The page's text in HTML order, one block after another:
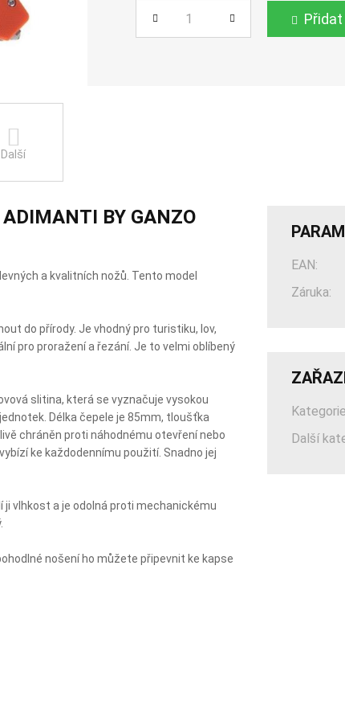
Další
Počet
BY GANZO
a kvalitních nožů. Tento model
do přírody. Je vhodný pro turistiku, lov,
pro proražení a řezání. Je to velmi oblíbený
slitina, která se vyznačuje vysokou
Délka čepele je 85mm, tloušťka
chráněn proti náhodnému otevření nebo
ke každodennímu použití. Snadno jej
ji vlhkost a je odolná proti mechanickému
nošení ho můžete připevnit ke kapse
EAN:
Záruka:
Další